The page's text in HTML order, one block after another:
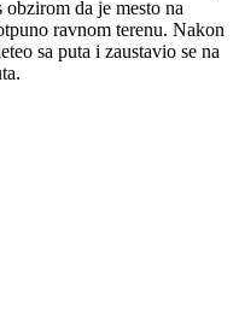
obzirom da je mesto na
ravnom terenu. Nakon
sa puta i zaustavio se na